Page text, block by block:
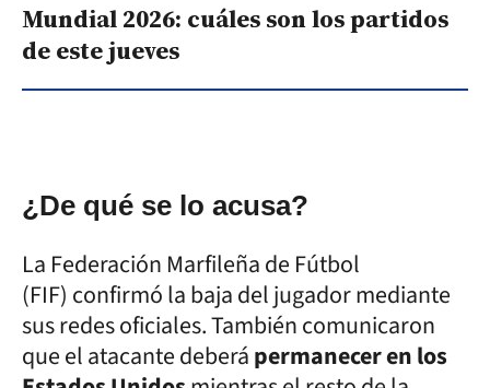
Mundial 2026: cuáles son los partidos
de este jueves
¿De qué se lo acusa?
La Federación Marfileña de Fútbol
(FIF) confirmó la baja del jugador mediante
sus redes oficiales. También comunicaron
que el atacante deberápermanecer en los